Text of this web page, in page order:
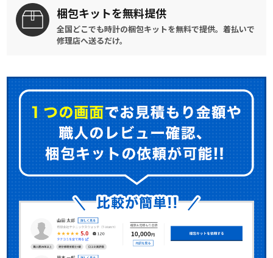
梱包キットを無料提供
全国どこでも時計の梱包キットを無料で提供。着払いで
修理店へ送るだけ。